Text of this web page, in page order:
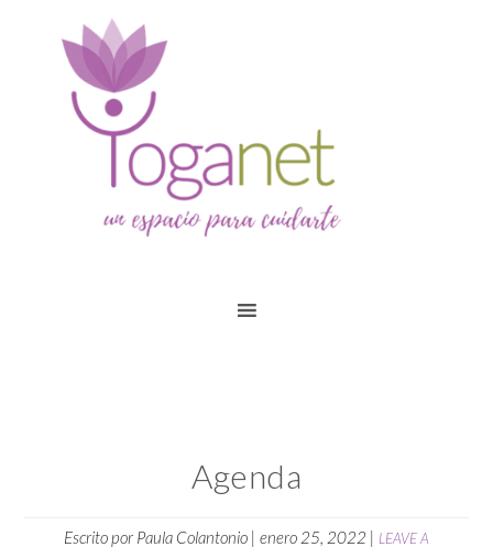
Agenda
Escrito por Paula Colantonio enero 25, 2022
LEAVE A